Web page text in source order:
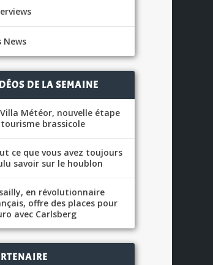
News
DE LA SEMAINE
Météor, nouvelle étape
brassicole
ce que vous avez toujours
savoir sur le houblon
en révolutionnaire
offre des places pour
avec Carlsberg